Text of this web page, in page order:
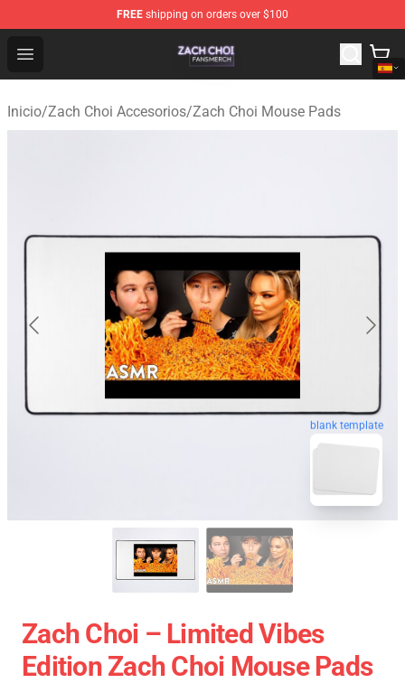
FREE shipping on orders over $100
Open menu
Zach Choi Shop - Official Zach Choi Merchandise Store
Inicio/Zach Choi Accesorios/Zach Choi Mouse Pads
blank template
Zach Choi – Limited Vibes
Edition Zach Choi Mouse Pads